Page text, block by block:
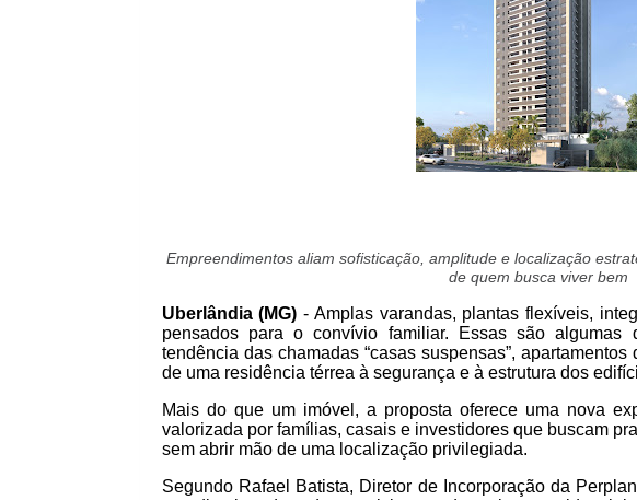
Empreendimentos aliam sofisticação, amplitude e localização
de quem busca viver bem
Uberlândia (MG) - Amplas varandas, plantas flexíveis,
pensados para o convívio familiar. Essas são algumas
tendência das chamadas “casas suspensas”,
de uma residência térrea à segurança e à estrutura dos
Mais do que um imóvel, a proposta oferece uma nova
valorizada por famílias, casais e investidores que buscam
sem abrir mão de uma localização privilegiada.
Segundo Rafael Batista, Diretor de Incorporação da